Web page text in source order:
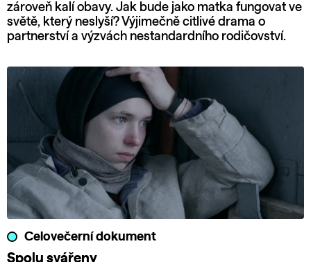
zároveň kalí obavy. Jak bude jako matka fungovat ve
světě, který neslyší? Výjimečně citlivé drama o
partnerství a výzvách nestandardního rodičovství.
Celovečerní dokument
Spolu svářeny